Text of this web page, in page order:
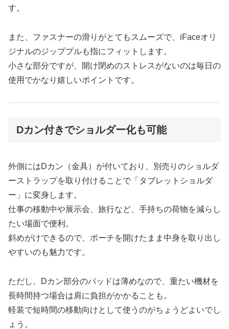
す。
また、ファスナーの滑りがとてもスムーズで、iFaceオリ
ジナルのジッププルも指にフィットします。
小さな部分ですが、開け閉めのストレスがないのは毎日の
使用でかなり嬉しいポイントです。
Dカン付きでショルダー化も可能
外側にはDカン（金具）が付いており、別売りのショルダ
ーストラップを取り付けることで「タブレットショルダ
ー」に変身します。
仕事の移動中や展示会、旅行など、手持ちの荷物を減らし
たい場面で便利。
斜めがけできるので、ポーチを開けたまま中身を取り出し
やすいのも魅力です。
ただし、Dカン部分のパッドは薄めなので、重たい機材を
長時間持つ場合は肩に負担がかかることも。
軽装で短時間の移動向けとして使うのがちょうどよいでし
ょう。